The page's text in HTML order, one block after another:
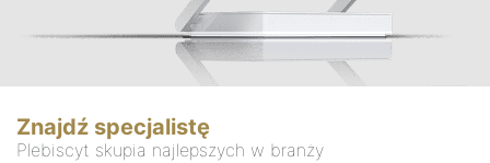
Znajdź specjalistę
Plebiscyt skupia najlepszych w branży